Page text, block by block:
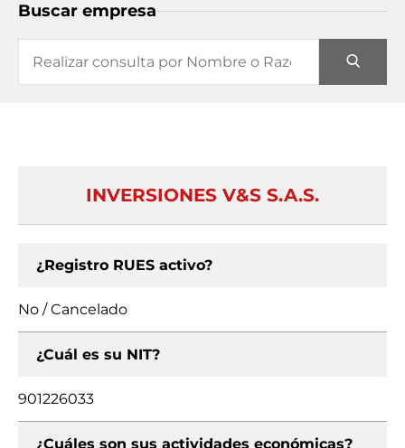
Buscar empresa
INVERSIONES V&S S.A.S.
¿Registro RUES activo?
No / Cancelado
¿Cuál es su NIT?
901226033
¿Cuáles son sus actividades económicas?